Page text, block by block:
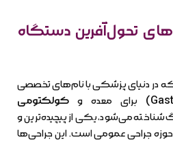
تحول‌آفرین دستگاه
در دنیای پزشکی با نام‌های تخصصی
برای معده و کولکتومی
شناخته می‌شود، یکی از پیچیده‌ترین و
حوزه جراحی عمومی است. این جراحی‌ها